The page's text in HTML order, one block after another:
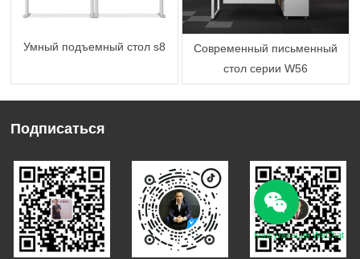
Умный подъемный стол s8
Современный письменный
стол серии W56
Подписаться
Консультация WeChat